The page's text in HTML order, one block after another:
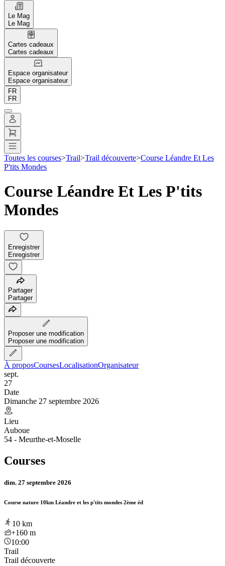
Le Mag
Le Mag
Cartes cadeaux
Cartes cadeaux
Espace organisateur
Espace organisateur
FR
FR
Toutes les courses>Trail>Trail découverte>Course Léandre Et Les
P'tits Mondes
Course Léandre Et Les P'tits
Mondes
Enregistrer
Enregistrer
Partager
Partager
Proposer une modification
Proposer une modification
À proposCoursesLocalisationOrganisateur
sept.
27
Date
Dimanche 27 septembre 2026
Lieu
Auboue
54 - Meurthe-et-Moselle
Courses
dim. 27 septembre 2026
Course nature 10km Léandre et les p'tits mondes 2ème éd
10 km
+160 m
10:00
Trail
Trail découverte